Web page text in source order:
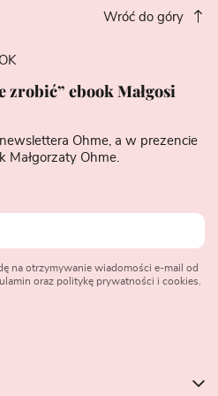
Wróć do góry
zrobić” ebook Małgosi
Ohme, a w prezencie
Małgorzaty Ohme.
na otrzymywanie wiadomości e-mail od
oraz politykę prywatności i cookies.